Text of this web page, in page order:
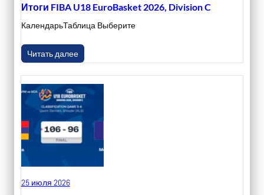
Итоги FIBA U18 EuroBasket 2026, Division C
КалендарьТаблица Выберите
Читать далее
25 июля 2026